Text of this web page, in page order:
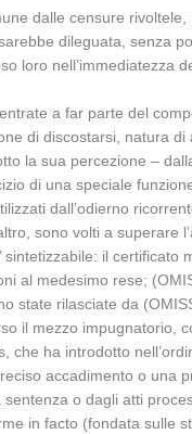
dalle censure
dileguata, senza
loro nell’immediatezza
a far parte del
di discostarsi, natura
la sua percezione –
di una speciale
dall’odierno
sono volti a
sintetizzabile: il
al medesimo rese;
state rilasciate da
il mezzo
che ha introdotto
accadimento o una
o dagli atti
in facto (fondata